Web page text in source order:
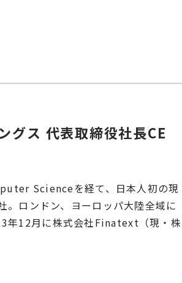
ス 代表取締役社長CE
Scienceを経て、日本人初の現
ロンドン、ヨーロッパ大陸全域に
年12月に株式会社Finatext（現・株